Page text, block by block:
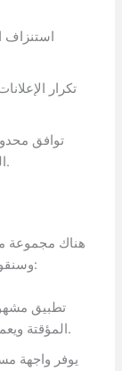
استنزاف
تكرار
توافق
القديمة بسبب متطلبات النظام العالية.
هناك مجموعة
وسنقوم بمقارنة بعض هذه التطبيقات مع ذكر مميزاتها:
المؤقتة ويعمل على تحسين أداء الجهاز بشكل عام.